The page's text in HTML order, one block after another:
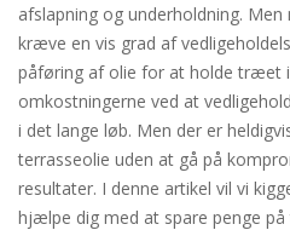
afslapning og underholdning.
kræve en vis grad af
påføring af olie for at holde træet
omkostningerne ved at
i det lange løb. Men der er
terrasseolie uden at gå på
resultater. I denne artikel vil vi
hjælpe dig med at spare penge